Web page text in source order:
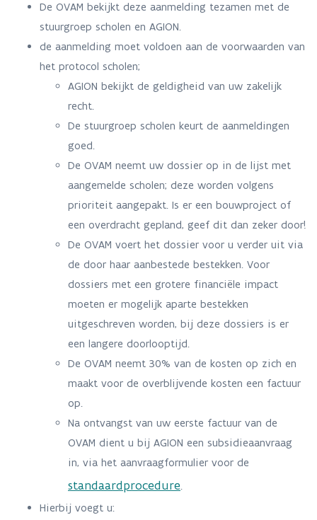
De OVAM bekijkt deze aanmelding tezamen met de
stuurgroep scholen en AGION.
de aanmelding moet voldoen aan de voorwaarden van
het protocol scholen;
AGION bekijkt de geldigheid van uw zakelijk
recht.
De stuurgroep scholen keurt de aanmeldingen
goed.
De OVAM neemt uw dossier op in de lijst met
aangemelde scholen; deze worden volgens
prioriteit aangepakt. Is er een bouwproject of
een overdracht gepland, geef dit dan zeker door!
De OVAM voert het dossier voor u verder uit via
de door haar aanbestede bestekken. Voor
dossiers met een grotere financiële impact
moeten er mogelijk aparte bestekken
uitgeschreven worden, bij deze dossiers is er
een langere doorlooptijd.
De OVAM neemt 30% van de kosten op zich en
maakt voor de overblijvende kosten een factuur
op.
Na ontvangst van uw eerste factuur van de
OVAM dient u bij AGION een subsidieaanvraag
in, via het aanvraagformulier voor de
standaardprocedure.
Hierbij voegt u: